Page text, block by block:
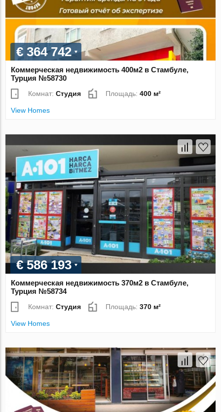
€ 364 742
Коммерческая недвижимость 400м2 в Стамбуле,
Турция №58730
Комнат:Студия Площадь:400 м²
View Homes
€ 586 193
Коммерческая недвижимость 370м2 в Стамбуле,
Турция №58734
Комнат:Студия Площадь:370 м²
View Homes